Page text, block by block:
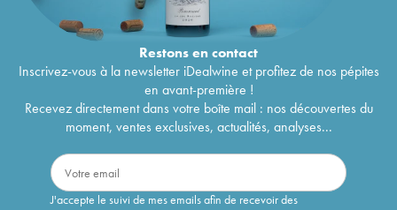
Restons encontact
Inscrivez-vous à la newsletter iDealwine et profitez de nos pépites
en avant-première !
Recevez directement dans votre boîte mail : nos découvertes du
moment, ventes exclusives, actualités, analyses...
J'accepte le suivi de mes emails afin de recevoir des